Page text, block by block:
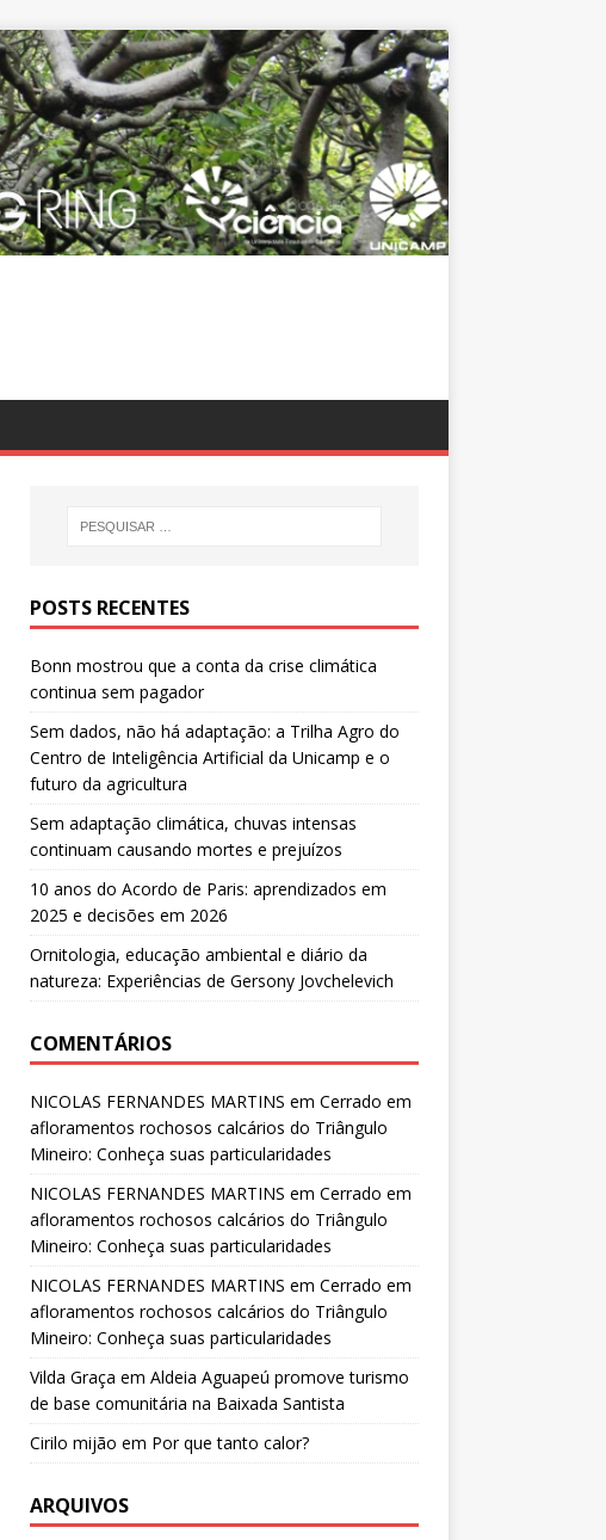
POSTS RECENTES
Bonn mostrou que a conta da crise climática
continua sem pagador
Sem dados, não há adaptação: a Trilha Agro do
Centro de Inteligência Artificial da Unicamp e o
futuro da agricultura
Sem adaptação climática, chuvas intensas
continuam causando mortes e prejuízos
10 anos do Acordo de Paris: aprendizados em
2025 e decisões em 2026
Ornitologia, educação ambiental e diário da
natureza: Experiências de Gersony Jovchelevich
COMENTÁRIOS
NICOLAS FERNANDES MARTINS em Cerrado em
afloramentos rochosos calcários do Triângulo
Mineiro: Conheça suas particularidades
NICOLAS FERNANDES MARTINS em Cerrado em
afloramentos rochosos calcários do Triângulo
Mineiro: Conheça suas particularidades
NICOLAS FERNANDES MARTINS em Cerrado em
afloramentos rochosos calcários do Triângulo
Mineiro: Conheça suas particularidades
Vilda Graça em Aldeia Aguapeú promove turismo
de base comunitária na Baixada Santista
Cirilo mijão em Por que tanto calor?
ARQUIVOS